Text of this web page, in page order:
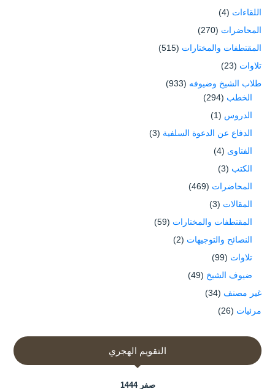
اللقاءات (4)
المحاضرات (270)
المقتطفات والمختارات (515)
تلاوات (23)
طلاب الشيخ وضيوفه (933)
الخطب (294)
الدروس (1)
الدفاع عن الدعوة السلفية (3)
الفتاوى (4)
الكتب (3)
المحاضرات (469)
المقالات (3)
المقتطفات والمختارات (59)
النصائح والتوجيهات (2)
تلاوات (99)
ضيوف الشيخ (49)
غير مصنف (34)
مرئيات (26)
التقويم الهجري
صفر 1444